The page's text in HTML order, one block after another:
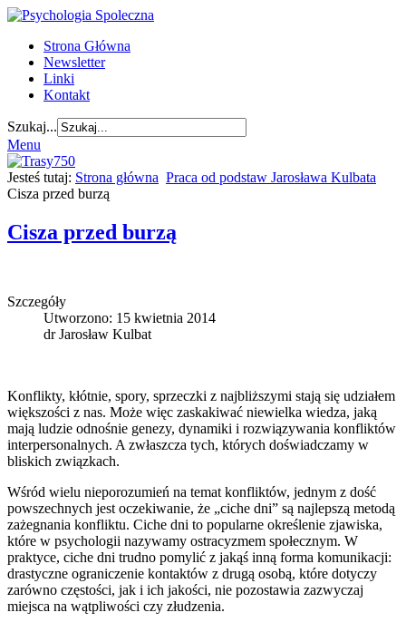
Strona Główna
Newsletter
Linki
Kontakt
Szukaj...
Menu
Jesteś tutaj: Strona główna Praca od podstaw Jarosława Kulbata
Cisza przed burzą
Cisza przed burzą
Szczegóły
Utworzono: 15 kwietnia 2014
dr Jarosław Kulbat
Konflikty, kłótnie, spory, sprzeczki z najbliższymi stają się udziałem
większości z nas. Może więc zaskakiwać niewielka wiedza, jaką
mają ludzie odnośnie genezy, dynamiki i rozwiązywania konfliktów
interpersonalnych. A zwłaszcza tych, których doświadczamy w
bliskich związkach.
Wśród wielu nieporozumień na temat konfliktów, jednym z dość
powszechnych jest oczekiwanie, że „ciche dni” są najlepszą metodą
zażegnania konfliktu. Ciche dni to popularne określenie zjawiska,
które w psychologii nazywamy ostracyzmem społecznym. W
praktyce, ciche dni trudno pomylić z jakąś inną forma komunikacji:
drastyczne ograniczenie kontaktów z drugą osobą, które dotyczy
zarówno częstości, jak i ich jakości, nie pozostawia zazwyczaj
miejsca na wątpliwości czy złudzenia.